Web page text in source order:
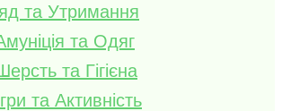
та Утримання
та Одяг
та Гігієна
та Активність